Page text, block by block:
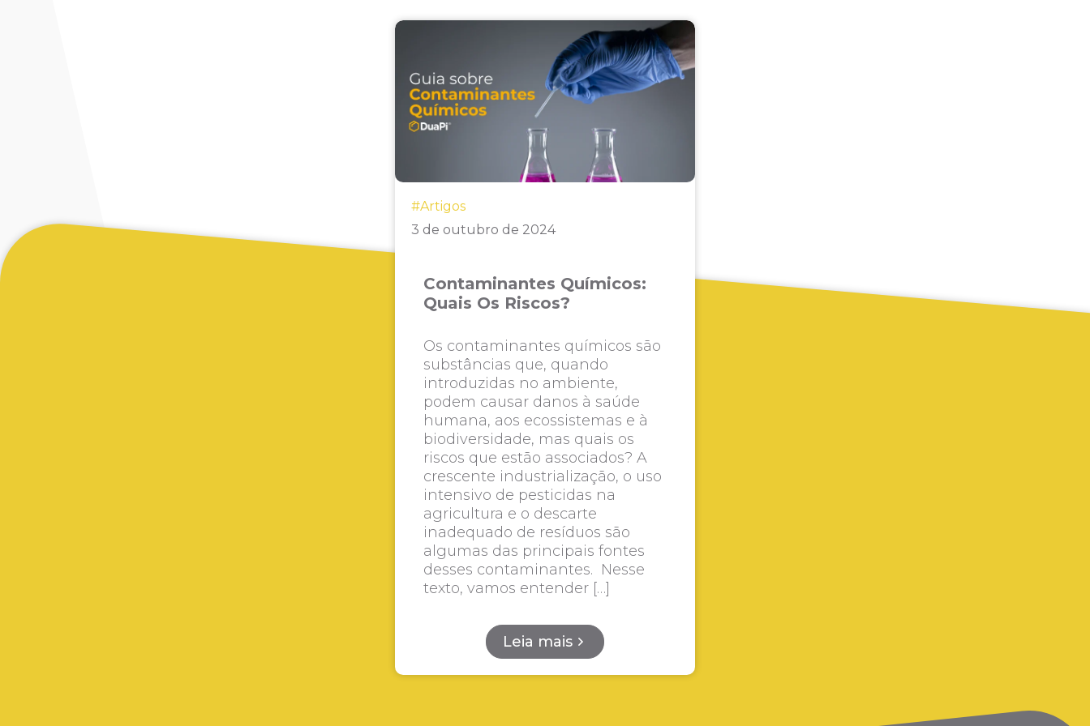
#Artigos
3 de outubro de 2024
Contaminantes Químicos:
Quais Os Riscos?
Os contaminantes químicos são
substâncias que, quando
introduzidas no ambiente,
podem causar danos à saúde
humana, aos ecossistemas e à
biodiversidade, mas quais os
riscos que estão associados? A
crescente industrialização, o uso
intensivo de pesticidas na
agricultura e o descarte
inadequado de resíduos são
algumas das principais fontes
desses contaminantes. Nesse
texto, vamos entender […]
Leia mais